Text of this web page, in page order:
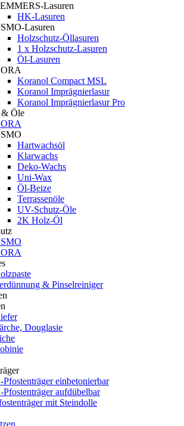
Lasuren
HK-Lasuren
Lasuren
Holzschutz-Öllasuren
1 x Holzschutz-Lasuren
Öl-Lasuren
Koranol Compact MSL
Koranol Imprägnierlasur
Koranol Imprägnierlasur Pro
& Öle
Hartwachsöl
Klarwachs
Deko-Wachs
Uni-Wax
Öl-Beize
Terrassenöle
UV-Schutz-Öle
2K Holz-Öl
& Pinselreiniger
Douglasie
Pfostenträger einbetonierbar
Pfostenträger aufdübelbar
mit Steindolle